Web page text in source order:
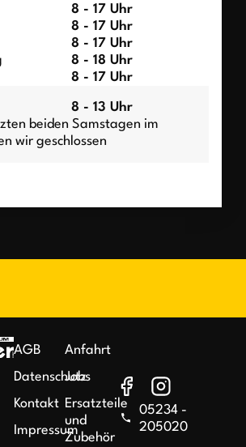
8 - 17 Uhr
8 - 17 Uhr
8 - 17 Uhr
8 - 18 Uhr
8 - 17 Uhr
8 - 13 Uhr
beiden Samstagen im
wir geschlossen
AGB
Datenschutz
Kontakt
Impressum
Anfahrt
Jobs
Ersatzteile
und
Zubehör
05234 -
205020